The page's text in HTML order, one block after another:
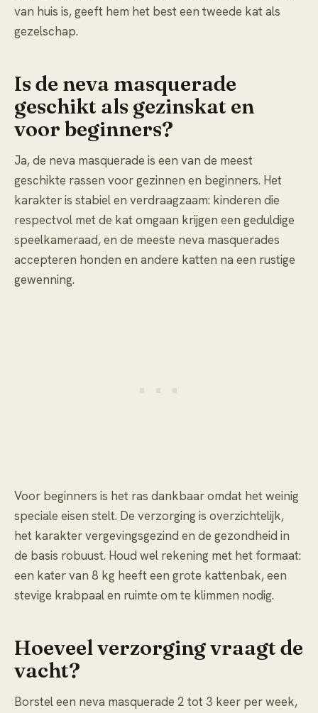
van huis is, geeft hem het best een tweede kat als
gezelschap.
Is de neva masquerade
geschikt als gezinskat en
voor beginners?
Ja, de neva masquerade is een van de meest
geschikte rassen voor gezinnen en beginners. Het
karakter is stabiel en verdraagzaam: kinderen die
respectvol met de kat omgaan krijgen een geduldige
speelkameraad, en de meeste neva masquerades
accepteren honden en andere katten na een rustige
gewenning.
Voor beginners is het ras dankbaar omdat het weinig
speciale eisen stelt. De verzorging is overzichtelijk,
het karakter vergevingsgezind en de gezondheid in
de basis robuust. Houd wel rekening met het formaat:
een kater van 8 kg heeft een grote kattenbak, een
stevige krabpaal en ruimte om te klimmen nodig.
Hoeveel verzorging vraagt de
vacht?
Borstel een neva masquerade 2 tot 3 keer per week,